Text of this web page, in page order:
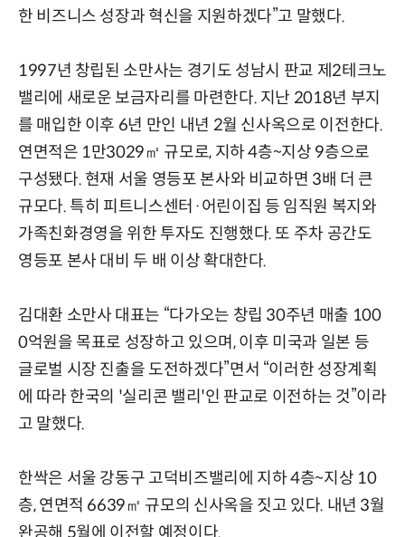
한 비즈니스 성장과 혁신을 지원하겠다”고 말했다.
1997년 창립된 소만사는 경기도 성남시 판교 제2테크노
밸리에 새로운 보금자리를 마련한다. 지난 2018년 부지
를 매입한 이후 6년 만인 내년 2월 신사옥으로 이전한다.
연면적은 1만3029㎡ 규모로, 지하 4층~지상 9층으로
구성됐다. 현재 서울 영등포 본사와 비교하면 3배 더 큰
규모다. 특히 피트니스센터·어린이집 등 임직원 복지와
가족친화경영을 위한 투자도 진행했다. 또 주차 공간도
영등포 본사 대비 두 배 이상 확대한다.
김대환 소만사 대표는 “다가오는 창립 30주년 매출 100
0억원을 목표로 성장하고 있으며, 이후 미국과 일본 등
글로벌 시장 진출을 도전하겠다”면서 “이러한 성장계획
에 따라 한국의 '실리콘 밸리'인 판교로 이전하는 것”이라
고 말했다.
한싹은 서울 강동구 고덕비즈밸리에 지하 4층~지상 10
층, 연면적 6639㎡ 규모의 신사옥을 짓고 있다. 내년 3월
완공해 5월에 이전할 예정이다.